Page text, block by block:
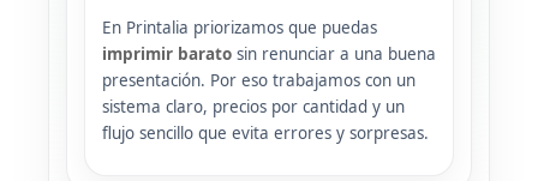
En Printalia priorizamos que puedas
imprimir barato sin renunciar a una buena
presentación. Por eso trabajamos con un
sistema claro, precios por cantidad y un
flujo sencillo que evita errores y sorpresas.